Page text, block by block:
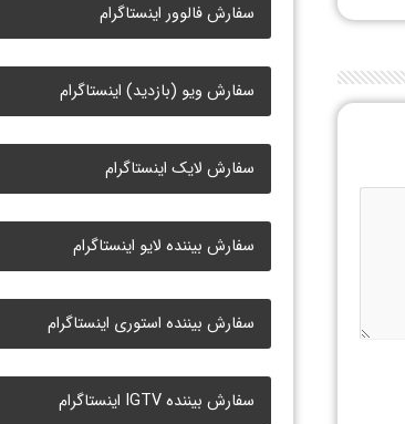
سفارش فالوور اینستاگرام
سفارش ویو (بازدید) اینستاگرام
سفارش لایک اینستاگرام
سفارش بیننده لایو اینستاگرام
سفارش بیننده استوری اینستاگرام
سفارش بیننده IGTV اینستاگرام